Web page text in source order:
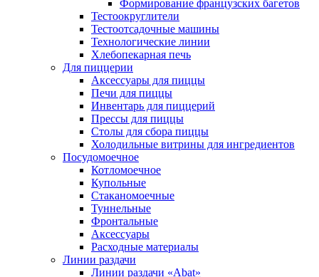
Формирование французских багетов
Тестоокруглители
Тестоотсадочные машины
Технологические линии
Хлебопекарная печь
Для пиццерии
Аксессуары для пиццы
Печи для пиццы
Инвентарь для пиццерий
Прессы для пиццы
Столы для сбора пиццы
Холодильные витрины для ингредиентов
Посудомоечное
Котломоечное
Купольные
Стаканомоечные
Туннельные
Фронтальные
Аксессуары
Расходные материалы
Линии раздачи
Линии раздачи «Abat»